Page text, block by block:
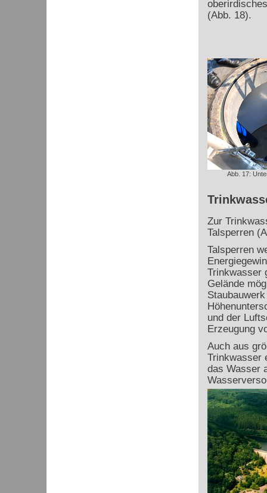
(Abb. 18).
Abb. 17:
Zur
Talsperren
Talsperren
Trinkwasser
Gelände
und der
Erzeugung
Auch aus
Trinkwasser
das Wasser